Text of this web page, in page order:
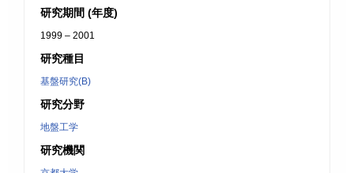
研究期間 (年度)
1999 – 2001
研究種目
基盤研究(B)
研究分野
地盤工学
研究機関